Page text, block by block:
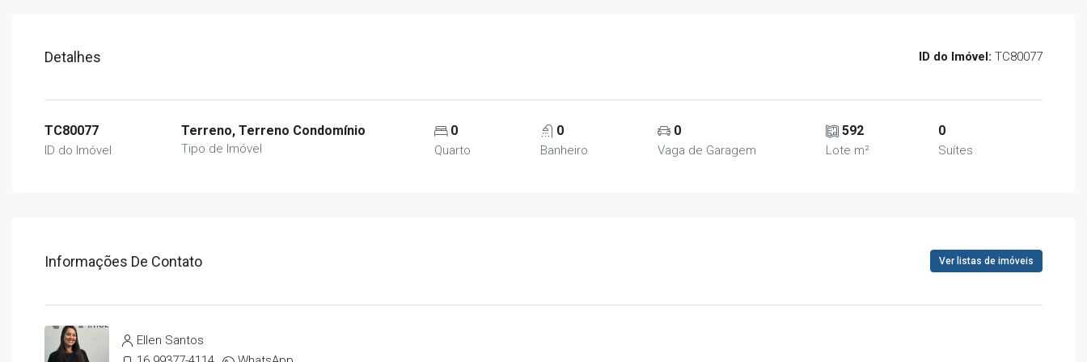
Detalhes ID do Imóvel: TC80077
TC80077
ID do Imóvel
Terreno, Terreno Condomínio
Tipo de Imóvel
0
Quarto
0
Banheiro
0
Vaga de Garagem
592
Lote m²
0
Suítes
Informações De Contato Ver listas de imóveis
Ellen Santos